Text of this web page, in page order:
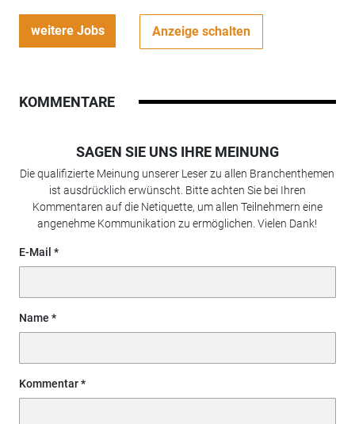
weitere Jobs Anzeige schalten
KOMMENTARE
SAGEN SIE UNS IHRE MEINUNG
Die qualifizierte Meinung unserer Leser zu allen Branchenthemen
ist ausdrücklich erwünscht. Bitte achten Sie bei Ihren
Kommentaren auf die Netiquette, um allen Teilnehmern eine
angenehme Kommunikation zu ermöglichen. Vielen Dank!
E-Mail
Name
Kommentar